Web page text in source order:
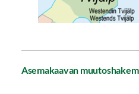
Asemakaavan